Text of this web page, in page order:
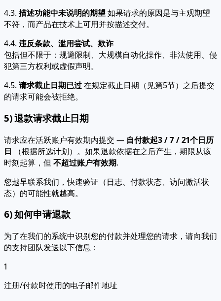
4.3. 描述功能中未说明的期望如果请求的原因是与主观期望
不符，而产品在技术上可用并按描述交付。
4.4. 违反条款、滥用尝试、欺诈
包括但不限于：规避限制、大规模自动化操作、非法使用、侵
犯第三方权利或虚假声明。
4.5. 请求截止日期已过在规定截止日期（见第5节）之后提交
的请求可能会被拒绝。
5) 退款请求截止日期
请求应在活跃账户有效期内提交 — 自付款起3 / 7 / 21个日历
日 （根据所选计划）。如果退款依据在之后产生，期限从该
时刻起算，但 不超过账户有效期.
您越早联系我们，快速验证（日志、付款状态、访问激活状
态）的可能性就越高。
6) 如何申请退款
为了在我们的系统中识别您的付款并处理您的请求，请向我们
的支持团队发送以下信息：
1
注册/付款时使用的电子邮件地址